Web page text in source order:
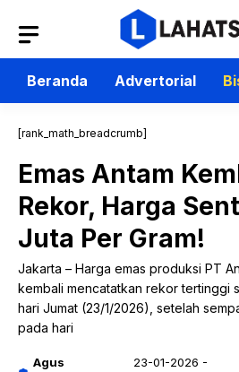
isi
Beranda
Advertorial
[rank_math_breadcrumb]
Emas Antam
Rekor, Harga
Juta Per Gram!
Jakarta – Harga emas produksi PT
kembali mencatatkan rekor tertinggi
hari Jumat (23/1/2026), setelah
pada hari
Agus
23-01-2026 -